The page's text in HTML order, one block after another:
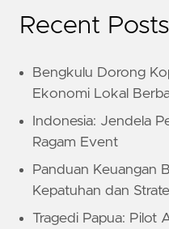
Recent Posts
Bengkulu Dorong
Ekonomi Lokal
Indonesia: Jendela
Ragam Event
Panduan Keuangan
Kepatuhan dan
Tragedi Papua: Pilot